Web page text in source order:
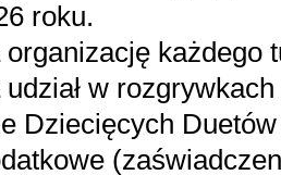
roku.
każdego
w
Dziecięcych